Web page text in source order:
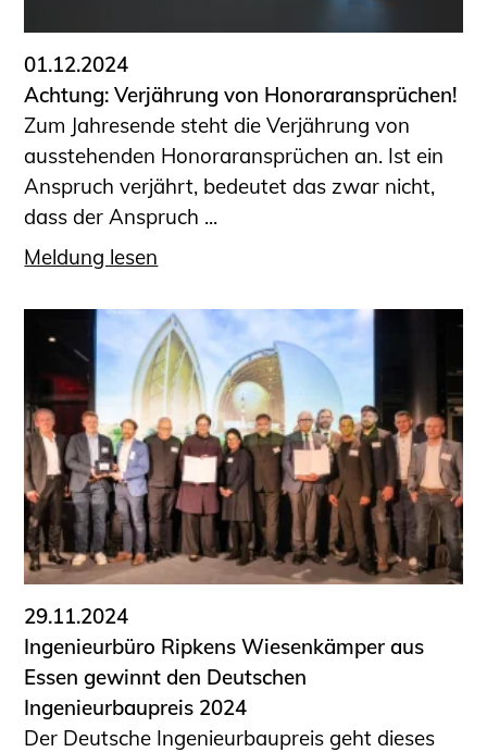
01.12.2024
Achtung: Verjährung von Honoraransprüchen!
Zum Jahresende steht die Verjährung von
ausstehenden Honoraransprüchen an. Ist ein
Anspruch verjährt, bedeutet das zwar nicht,
dass der Anspruch ...
Meldung lesen
29.11.2024
Ingenieurbüro Ripkens Wiesenkämper aus
Essen gewinnt den Deutschen
Ingenieurbaupreis 2024
Der Deutsche Ingenieurbaupreis geht dieses